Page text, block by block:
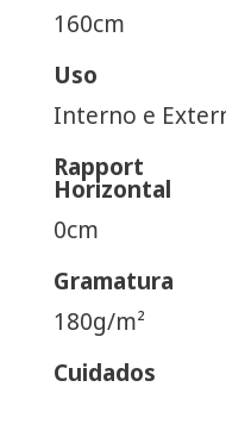
160cm
Uso
Interno e
Rapport
Horizontal
0cm
Gramatura
180g/m²
Cuidados